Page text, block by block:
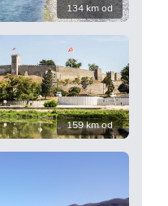
134 km od
159 km od